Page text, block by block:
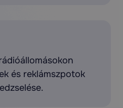
és reklámszpotok